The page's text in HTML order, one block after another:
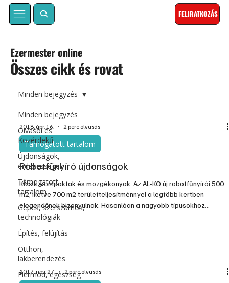
FELIRATKOZÁS
Összes cikk és rovat
Ezermester online
Minden bejegyzés
Olvasói és
Közérdekű
Újdonságok,
érdekességek
Támogatott
tartalom
Gépek, szerszámok,
technológiák
Építés, felújítás
Otthon,
lakberendezés
Életmód, egészség
Minden bejegyzés
2018. ápr. 16. 2 perc olvasás
Támogatott tartalom
Robotfűnyíró újdonságok
Kicsik, kompaktak és mozgékonyak. Az AL-KO új robotfűnyírói 500
m2, illetve 700 m2 területteljesítménnyel a legtöbb kertben
elegendőnek bizonyulnak. Hasonlóan a nagyobb típusokhoz
teljesen automatikusan ápolják a kertet, miközben számos téren
2017. nov. 27. 2 perc olvasás